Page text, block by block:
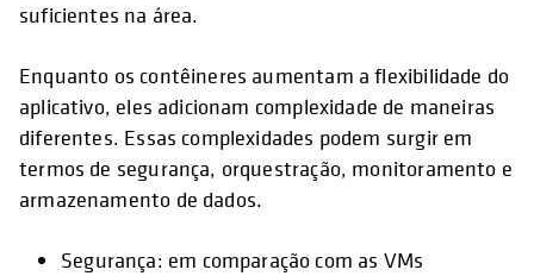
suficientes na área.
Enquanto os contêineres aumentam a flexibilidade do
aplicativo, eles adicionam complexidade de maneiras
diferentes. Essas complexidades podem surgir em
termos de segurança, orquestração, monitoramento e
armazenamento de dados.
Segurança: em comparação com as VMs